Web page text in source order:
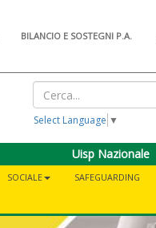
BILANCIO E SOSTEGNI P.A.
Select Language ▼
Uisp Nazionale
SOCIALE SAFEGUARDING